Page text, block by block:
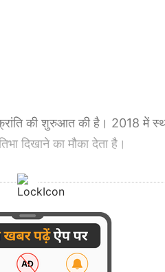
की शुरुआत की है। 2018 में
दिखाने का मौका देता है।